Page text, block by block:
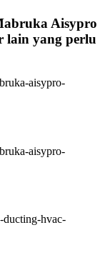
Aisypro
lain yang perlu